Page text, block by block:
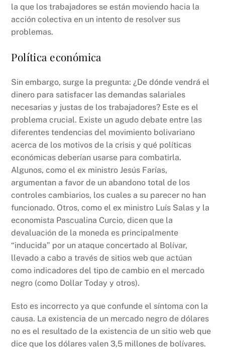
la que los trabajadores se están moviendo hacia la
acción colectiva en un intento de resolver sus
problemas.
Política económica
Sin embargo, surge la pregunta: ¿De dónde vendrá el
dinero para satisfacer las demandas salariales
necesarias y justas de los trabajadores? Este es el
problema crucial. Existe un agudo debate entre las
diferentes tendencias del movimiento bolivariano
acerca de los motivos de la crisis y qué políticas
económicas deberían usarse para combatirla.
Algunos, como el ex ministro Jesús Farías,
argumentan a favor de un abandono total de los
controles cambiarios, los cuales a su parecer no han
funcionado. Otros, como el ex ministro Luís Salas y la
economista Pascualina Curcio, dicen que la
devaluación de la moneda es principalmente
“inducida” por un ataque concertado al Bolívar,
llevado a cabo a través de sitios web que actúan
como indicadores del tipo de cambio en el mercado
negro (como Dollar Today y otros).
Esto es incorrecto ya que confunde el síntoma con la
causa. La existencia de un mercado negro de dólares
no es el resultado de la existencia de un sitio web que
dice que los dólares valen 3,5 millones de bolívares.